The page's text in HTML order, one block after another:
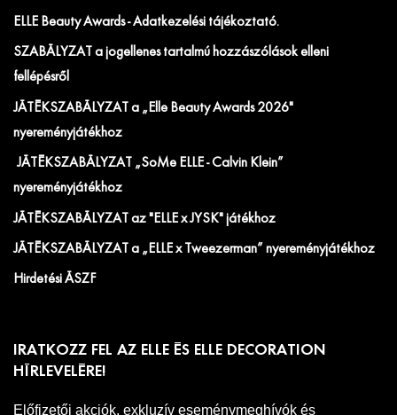
ELLE Beauty Awards - Adatkezelési tájékoztató.
SZABÁLYZAT a jogellenes tartalmú hozzászólások elleni
fellépésről
JÁTÉKSZABÁLYZAT a „Elle Beauty Awards 2026"
nyereményjátékhoz
JÁTÉKSZABÁLYZAT „SoMe ELLE - Calvin Klein”
nyereményjátékhoz
JÁTÉKSZABÁLYZAT az "ELLE x JYSK" játékhoz
JÁTÉKSZABÁLYZAT a „ELLE x Tweezerman” nyereményjátékhoz
Hirdetési ÁSZF
IRATKOZZ FEL AZ ELLE ÉS ELLE DECORATION
HÍRLEVELÉRE!
Előfizetői akciók, exkluzív eseménymeghívók és